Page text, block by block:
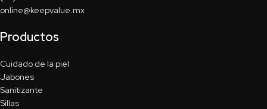
online@keepvalue.mx
Productos
Cuidado de la piel
Jabones
Sanitizante
Sillas